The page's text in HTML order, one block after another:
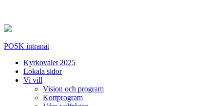
POSK intranät
Kyrkovalet 2025
Lokala sidor
Vi vill
Vision och program
Kortprogram